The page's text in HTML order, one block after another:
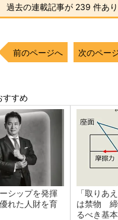
過去の連載記事が 239 件あ
前のページへ 次のペー
すすめ
シップを発揮
れた人財を育
「取りあ
は禁物 締
るべき基本